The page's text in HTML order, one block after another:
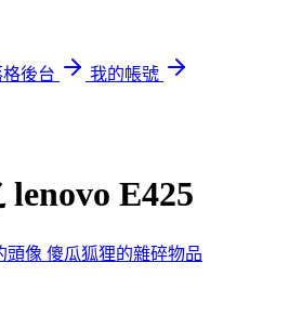
後台
我的帳號
E425
傻瓜狐狸的雜碎物品